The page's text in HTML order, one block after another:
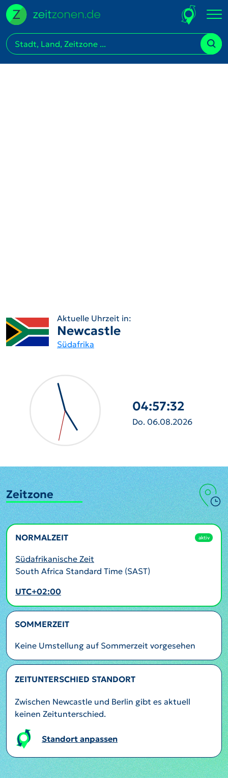
Aktuelle Uhrzeit in:
Newcastle
Südafrika
04:57:34
Do. 06.08.2026
Zeitzone
NORMALZEIT aktiv
Südafrikanische Zeit
South Africa Standard Time (SAST)
UTC+02:00
SOMMERZEIT
Keine Umstellung auf Sommerzeit vorgesehen
ZEITUNTERSCHIED STANDORT
Zwischen Newcastle und Berlin gibt es aktuell
keinen Zeitunterschied.
Standort anpassen